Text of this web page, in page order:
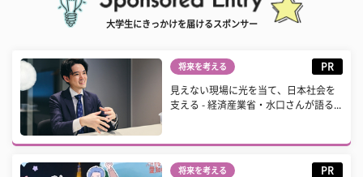
大学生にきっかけを届けるスポンサー
将来を考える PR
見えない現場に光を当て、日本社会を
支える - 経済産業省・水口さんが語る...
将来を考える PR